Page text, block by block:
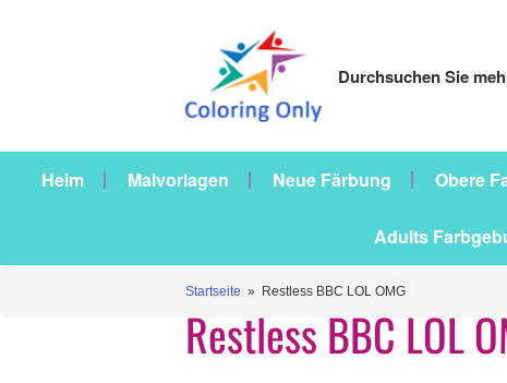
Durchsuchen Sie
Heim Malvorlagen Neue Färbung Obere
Adults
Startseite » Restless BBC LOL OMG
Restless BBC LOL